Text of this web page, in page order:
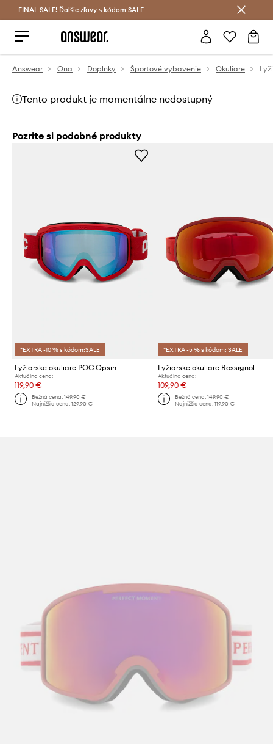
Šetrite s Answear Club >
FINAL SALE! Ďalšie zľavy s kódom SALE
Answear Ona Doplnky Športové vybavenie Okuliare
Tento produkt je momentálne nedostupný
Pozrite si podobné produkty
*EXTRA -10 % s kódom:SALE
Lyžiarske okuliare POC Opsin
Aktuálna cena:
119,90 €
Bežná cena:149,90 €
Najnižšia cena:129,90 €
*EXTRA -5 % s kódom: SALE
Lyžiarske okuliare Rossignol
Aktuálna cena:
109,90 €
Bežná cena: 149,90 €
Najnižšia cena: 119,90 €